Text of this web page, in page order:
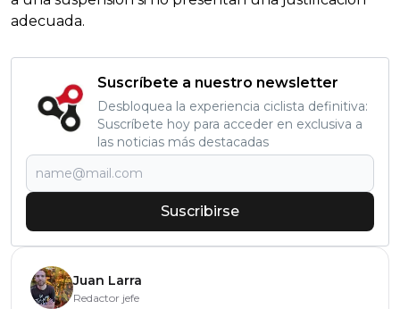
adecuada.
Suscríbete a nuestro newsletter
Desbloquea la experiencia ciclista definitiva:
Suscríbete hoy para acceder en exclusiva a
las noticias más destacadas
Suscribirse
Juan Larra
Redactor jefe